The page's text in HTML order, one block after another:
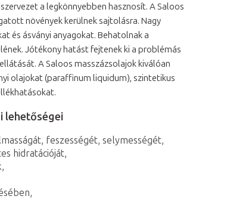
a legkönnyebben hasznosít. A Saloos
növények kerülnek sajtolásra. Nagy
és ásványi anyagokat. Behatolnak a
Jótékony hatást fejtenek ki a problémás
A Saloos masszázsolajok kiválóan
olajokat (paraffinum liquidum), szintetikus
lehetőségei
feszességét, selymességét,
hidratációját,